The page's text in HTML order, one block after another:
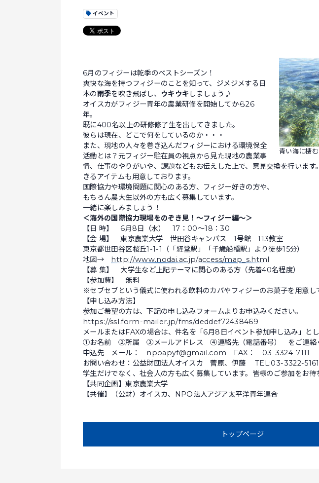
イベント
青い海に棲
6月のフィジーは乾季のベストシーズン！
爽快な海を持つフィジーのことを知って、ジメジメする日
本の雨季を吹き飛ばし、 ウキウキ しましょう♪
オイスカがフィジー青年の農業研修を開始してから26
年。
既に400名以上の研修修了生を出してきました。
彼らは現在、どこで何をしているのか・・・
また、現地の人々を巻き込んだフィジーにおける環境保全
活動とは？元フィジー駐在員の視点から見た現地の農業事
情、仕事のやりがいや、課題などもお伝えした上で、意見交換を行います
きるアイテムも用意しております。
国際協力や環境問題に関心のある方、フィジー好きの方や、
もちろん農大生以外の方も広く募集しています。
一緒に楽しみましょう！
＜海外の国際協力現場をのぞき見！～フィジー編～＞
【日 時】 6月8日（水） 17：00～18：30
【会 場】 東京農業大学 世田谷キャンパス 1号館 113教室
東京都世田谷区桜丘1-1-1（「経堂駅」「千歳船橋駅」より徒歩15分）
地図→
http://www.nodai.ac.jp/access/map_s.html
【募 集】 大学生など上記テーマに関心のある方（先着40名程度）
【参加費】 無料
※セブセブという儀式に使われる飲料のカバやフィジーのお菓子を用意し
【申し込み方法】
参加ご希望の方は、下記の申し込みフォームよりお申込みください。
https://ssl.form-mailer.jp/fms/deddef72438469
メールまたはFAXの場合は、件名を「6月8日イベント参加申し込み」と
①お名前 ②所属 ③メールアドレス ④連絡先（電話番号） をご連絡く
申込先 メール： npoapyf@gmail.com FAX： 03-3324-7111
お問い合わせ：公益財団法人オイスカ 菅原、伊藤 TEL:03-3322-5161
学生だけでなく、社会人の方も広く募集しています。皆様のご参加をお待
【共同企画】東京農業大学
【共催】（公財）オイスカ、NPO法人アジア太平洋青年連合
トップページ